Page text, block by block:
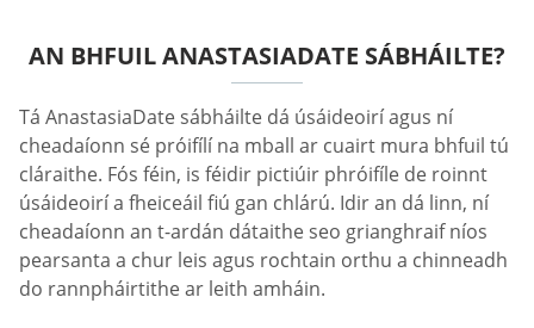
AN BHFUIL ANASTASIADATE SÁBHÁILTE?
Tá AnastasiaDate sábháilte dá úsáideoirí agus ní
cheadaíonn sé próifílí na mball ar cuairt mura bhfuil tú
cláraithe. Fós féin, is féidir pictiúir phróifíle de roinnt
úsáideoirí a fheiceáil fiú gan chlárú. Idir an dá linn, ní
cheadaíonn an t-ardán dátaithe seo grianghraif níos
pearsanta a chur leis agus rochtain orthu a chinneadh
do rannpháirtithe ar leith amháin.